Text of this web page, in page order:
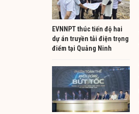
EVNNPT thúc tiến độ hai
dự án truyền tải điện trọng
điểm tại Quảng Ninh